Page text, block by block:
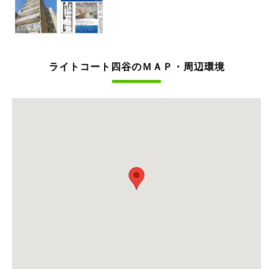
ライトコート四谷のＭＡＰ・周辺環境